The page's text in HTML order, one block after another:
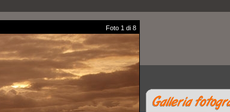
Foto 1 di 8